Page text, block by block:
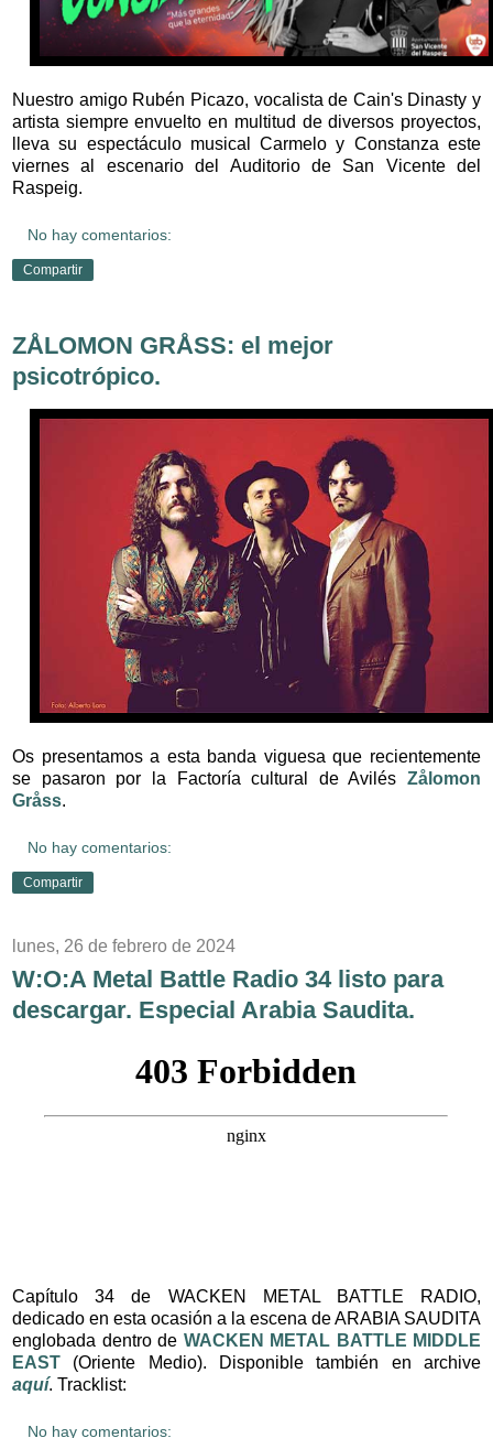
Nuestro amigo Rubén Picazo, vocalista de Cain's Dinasty y
artista siempre envuelto en multitud de diversos proyectos,
lleva su espectáculo musical Carmelo y Constanza este
viernes al escenario del Auditorio de San Vicente del
Raspeig.
No hay comentarios:
Compartir
ZÅLOMON GRÅSS: el mejor
psicotrópico.
Os presentamos a esta banda viguesa que recientemente
se pasaron por la Factoría cultural de Avilés Zålomon
Gråss.
No hay comentarios:
Compartir
lunes, 26 de febrero de 2024
W:O:A Metal Battle Radio 34 listo para
descargar. Especial Arabia Saudita.
Capítulo 34 de WACKEN METAL BATTLE RADIO,
dedicado en esta ocasión a la escena de ARABIA SAUDITA
englobada dentro de WACKEN METAL BATTLE MIDDLE
EAST
(Oriente Medio). Disponible también en archive
aquí. Tracklist:
No hay comentarios: